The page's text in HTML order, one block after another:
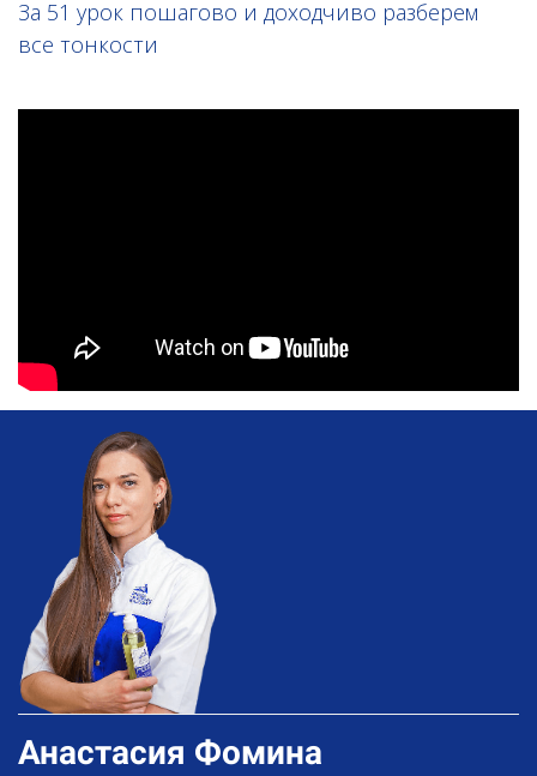
За 51 урок пошагово и доходчиво разберем
все тонкости
Анастасия Фомина